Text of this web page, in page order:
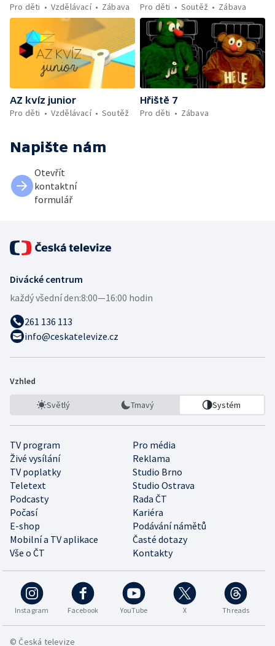
Pro děti
Vzdělávací Zábava
Pro děti
Soutěž Zábava
AZ kvíz junior
Pro děti
Vzdělávací Soutěž
Hřiště 7
Pro děti
Zábava
Napište nám
Otevřít
kontaktní
formulář
Divácké centrum
každý všední den:8:00—16:00 hodin
261 136 113
info@ceskatelevize.cz
Vzhled
Světlý Tmavý Systém
TV program
Pro média
Živé vysílání
Reklama
TV poplatky
Studio Brno
Teletext
Studio Ostrava
Podcasty
Rada ČT
Počasí
Kariéra
E-shop
Podávání námětů
Mobilní a TV aplikace
Časté dotazy
Vše o ČT
Kontakty
Instagram Facebook YouTube X Threads
© Česká televize